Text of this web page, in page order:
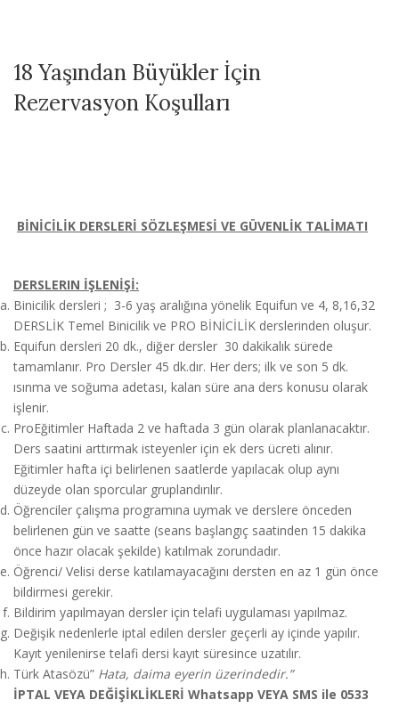
18 Yaşından Büyükler İçin
Rezervasyon Koşulları
BİNİCİLİK DERSLERİ SÖZLEŞMESİ VE GÜVENLİK TALİMATI
DERSLERIN İŞLENİŞİ:
Binicilik dersleri ; 3-6 yaş aralığına yönelik Equifun ve 4, 8,16,32
DERSLİK Temel Binicilik ve PRO BİNİCİLİK derslerinden oluşur.
Equifun dersleri 20 dk., diğer dersler 30 dakikalık sürede
tamamlanır. Pro Dersler 45 dk.dır. Her ders; ilk ve son 5 dk.
ısınma ve soğuma adetası, kalan süre ana ders konusu olarak
işlenir.
ProEğitimler Haftada 2 ve haftada 3 gün olarak planlanacaktır.
Ders saatini arttırmak isteyenler için ek ders ücreti alınır.
Eğitimler hafta içi belirlenen saatlerde yapılacak olup aynı
düzeyde olan sporcular gruplandırılır.
Öğrenciler çalışma programına uymak ve derslere önceden
belirlenen gün ve saatte (seans başlangıç saatinden 15 dakika
önce hazır olacak şekilde) katılmak zorundadır.
Öğrenci/ Velisi derse katılamayacağını dersten en az 1 gün önce
bildirmesi gerekir.
Bildirim yapılmayan dersler için telafi uygulaması yapılmaz.
Değişik nedenlerle iptal edilen dersler geçerli ay içinde yapılır.
Kayıt yenilenirse telafi dersi kayıt süresince uzatılır.
Türk Atasözü” Hata, daima eyerin üzerindedir.”
İPTAL VEYA DEĞİŞİKLİKLERİ Whatsapp VEYA SMS ile 0533